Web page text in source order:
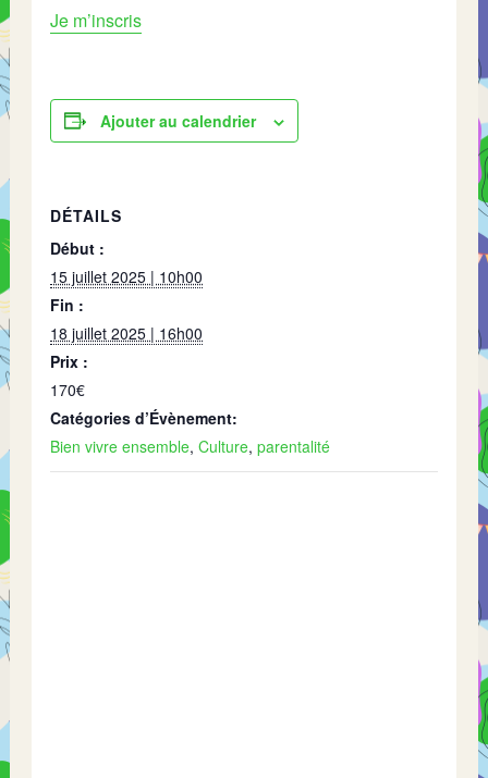
Je m’inscris
Ajouter au calendrier
DÉTAILS
Début :
15 juillet 2025 | 10h00
Fin :
18 juillet 2025 | 16h00
Prix :
170€
Catégories d’Évènement:
Bien vivre ensemble,Culture,parentalité